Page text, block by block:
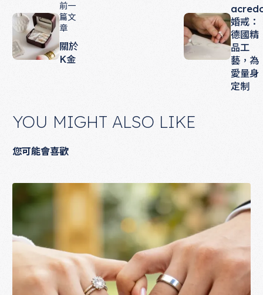
前一
篇文
章
關於
K金
婚戒：
德國精
品工
藝，為
愛量身
定制
YOU MIGHT ALSO LIKE
您可能會喜歡